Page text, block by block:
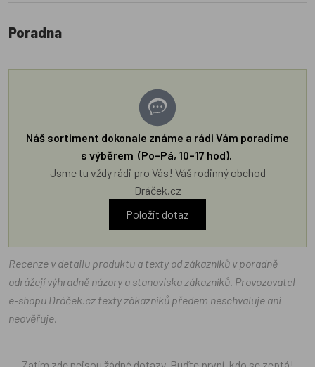
Poradna
Náš sortiment dokonale známe a rádi Vám poradíme
s výběrem (Po–Pá, 10–17 hod).
Jsme tu vždy rádi pro Vás! Váš rodinný obchod
Dráček.cz
Položit dotaz
Recenze v detailu produktu a texty od zákazníků v poradně
odrážejí výhradně názory a stanoviska zákazníků. Provozovatel
e-shopu Dráček.cz texty zákazníků předem neschvaluje ani
neověřuje.